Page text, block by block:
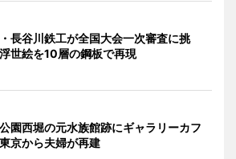
長谷川鉄工が全国大会一次審査に挑
世絵を10層の鋼板で再現
園西堀の元水族館跡にギャラリーカフ
京から夫婦が再建